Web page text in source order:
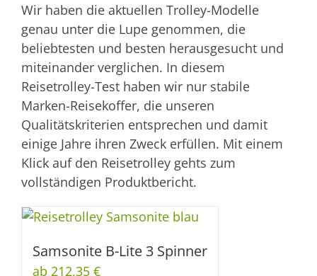
Wir haben die aktuellen Trolley-Modelle
genau unter die Lupe genommen, die
beliebtesten und besten herausgesucht und
miteinander verglichen. In diesem
Reisetrolley-Test haben wir nur stabile
Marken-Reisekoffer, die unseren
Qualitätskriterien entsprechen und damit
einige Jahre ihren Zweck erfüllen. Mit einem
Klick auf den Reisetrolley gehts zum
vollständigen Produktbericht.
Samsonite B-Lite 3 Spinner
ab 212,35 €